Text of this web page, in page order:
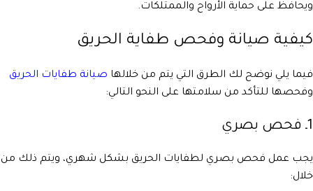
ويحافظ على حماية الأرواح والممتلكات.
كيفية صيانة وفحص طفاية الحريق
فيما يلي نوضح لك الطرق التي يتم من خلالها صيانة طفايات الحريق
وفحصها للتأكد من سلامتها على النحو التالي:
1ـ فحص بصري
يجب عمل فحص بصري لطفايات الحريق بشكل شهري، ويتم ذلك من
خلال: